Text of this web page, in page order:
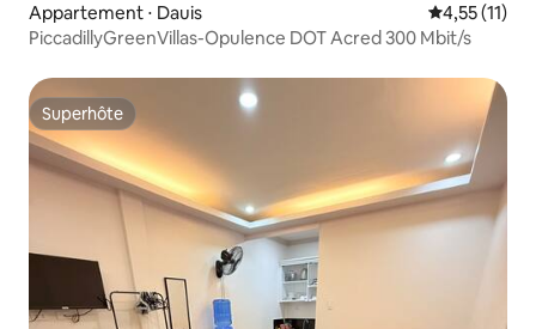
Appartement ⋅ Dauis Évaluation
4,55 (11)
PiccadillyGreenVillas-Opulence DOT Acred 300 Mbit/s
Superhôte
Superhôte